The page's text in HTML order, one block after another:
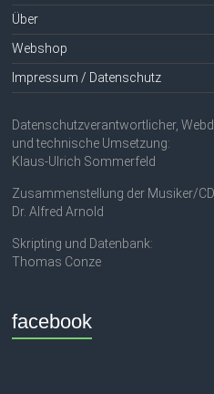
Über
Webshop
Impressum / Datenschutz
Datenschutzverantwortlicher,
und technische Umsetzung:
Klaus-Ulrich Sommerfeld
Zusammenstellung der Musiker/
Dr. Alfred Arnold
Skripting und Datenbank:
Thomas Conze
facebook